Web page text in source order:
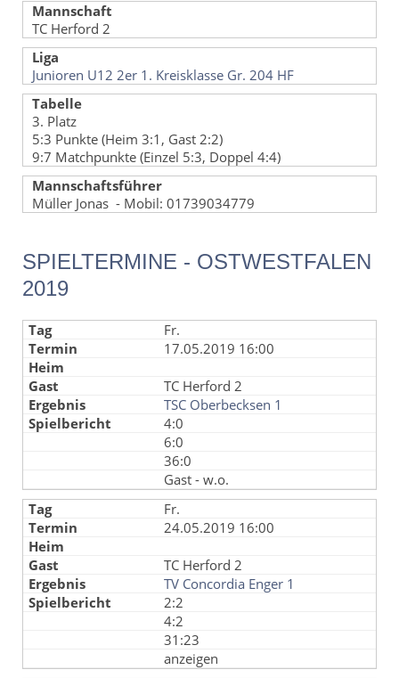
Mannschaft
TC Herford 2
Liga
Junioren U12 2er 1. Kreisklasse Gr. 204 HF
Tabelle
3. Platz
5:3 Punkte (Heim 3:1, Gast 2:2)
9:7 Matchpunkte (Einzel 5:3, Doppel 4:4)
Mannschaftsführer
Müller Jonas - Mobil: 01739034779
SPIELTERMINE - OSTWESTFALEN
2019
Fr.
17.05.2019 16:00
TC Herford 2
TSC Oberbecksen 1
4:0
6:0
36:0
Gast - w.o.
Fr.
24.05.2019 16:00
TC Herford 2
TV Concordia Enger 1
2:2
4:2
31:23
anzeigen